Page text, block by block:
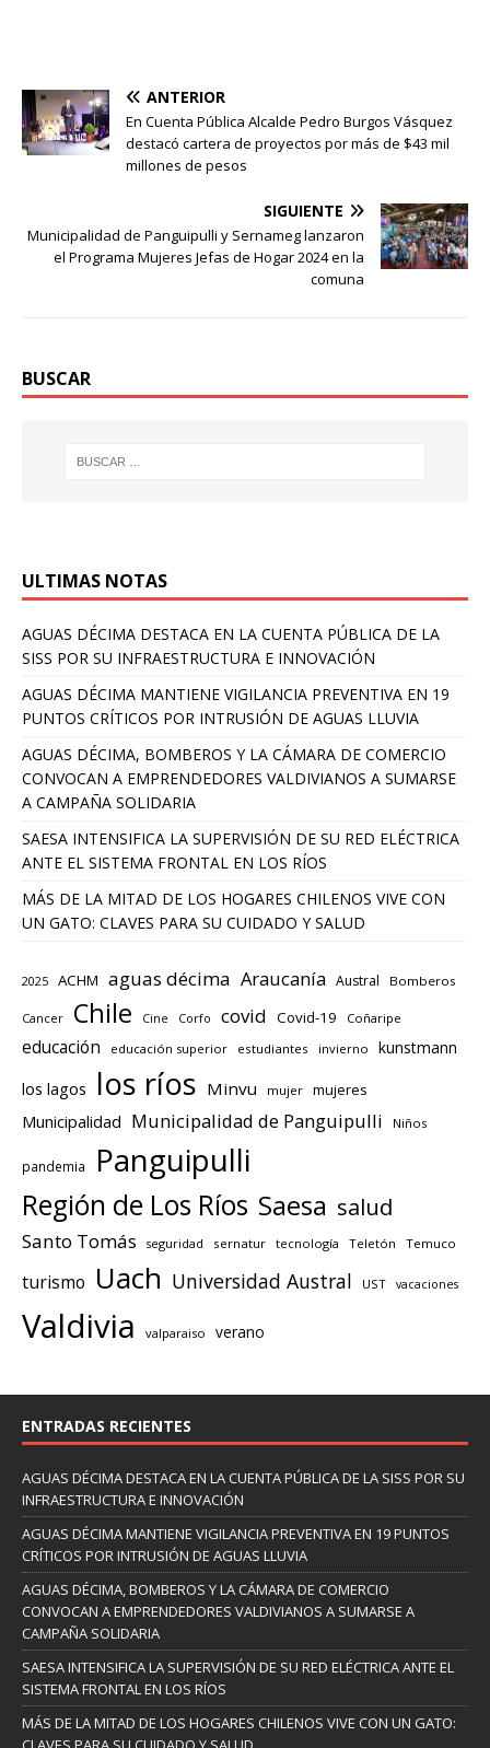
ANTERIOR
En Cuenta Pública Alcalde Pedro Burgos Vásquez
destacó cartera de proyectos por más de $43 mil
millones de pesos
SIGUIENTE
Municipalidad de Panguipulli y Sernameg lanzaron
el Programa Mujeres Jefas de Hogar 2024 en la
comuna
BUSCAR
ULTIMAS NOTAS
AGUAS DÉCIMA DESTACA EN LA CUENTA PÚBLICA DE LA
SISS POR SU INFRAESTRUCTURA E INNOVACIÓN
AGUAS DÉCIMA MANTIENE VIGILANCIA PREVENTIVA EN 19
PUNTOS CRÍTICOS POR INTRUSIÓN DE AGUAS LLUVIA
AGUAS DÉCIMA, BOMBEROS Y LA CÁMARA DE COMERCIO
CONVOCAN A EMPRENDEDORES VALDIVIANOS A SUMARSE
A CAMPAÑA SOLIDARIA
SAESA INTENSIFICA LA SUPERVISIÓN DE SU RED ELÉCTRICA
ANTE EL SISTEMA FRONTAL EN LOS RÍOS
MÁS DE LA MITAD DE LOS HOGARES CHILENOS VIVE CON
UN GATO: CLAVES PARA SU CUIDADO Y SALUD
2025 ACHM aguas décima Araucanía Austral Bomberos
Cancer Chile Cine Corfo covid Covid-19 Coñaripe
educación educación superior estudiantes invierno kunstmann
los lagos los ríos Minvu mujer mujeres
Municipalidad Municipalidad de Panguipulli Niños
pandemia Panguipulli
Región de Los Ríos Saesa salud
Santo Tomás seguridad sernatur tecnología Teletón Temuco
turismo Uach Universidad Austral UST vacaciones
Valdivia valparaiso verano
ENTRADAS RECIENTES
AGUAS DÉCIMA DESTACA EN LA CUENTA PÚBLICA DE LA SISS POR SU
INFRAESTRUCTURA E INNOVACIÓN
AGUAS DÉCIMA MANTIENE VIGILANCIA PREVENTIVA EN 19 PUNTOS
CRÍTICOS POR INTRUSIÓN DE AGUAS LLUVIA
AGUAS DÉCIMA, BOMBEROS Y LA CÁMARA DE COMERCIO
CONVOCAN A EMPRENDEDORES VALDIVIANOS A SUMARSE A
CAMPAÑA SOLIDARIA
SAESA INTENSIFICA LA SUPERVISIÓN DE SU RED ELÉCTRICA ANTE EL
SISTEMA FRONTAL EN LOS RÍOS
MÁS DE LA MITAD DE LOS HOGARES CHILENOS VIVE CON UN GATO: